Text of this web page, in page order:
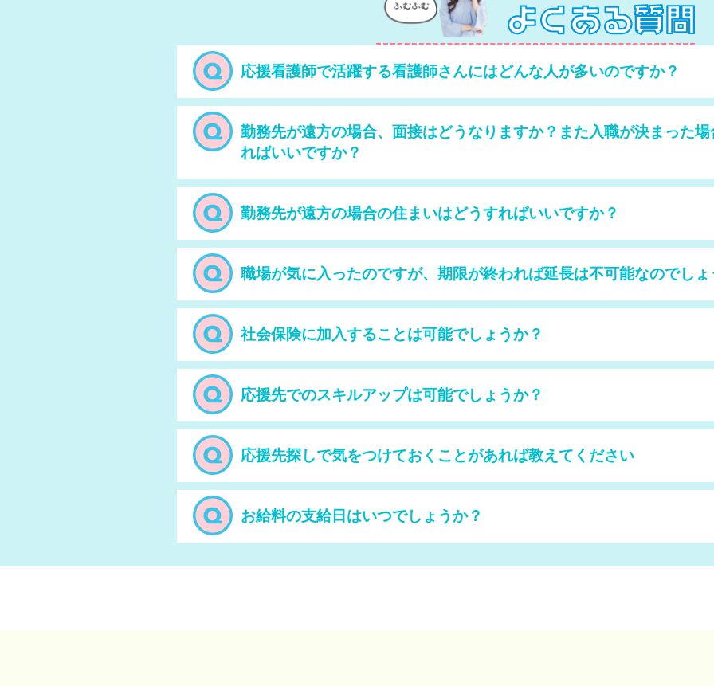
応援看護師で活躍する看護師さんにはどんな人が多いのですか？
勤務先が遠方の場合、面接はどうなりますか？また入職が決まった
ればいいですか？
勤務先が遠方の場合の住まいはどうすればいいですか？
職場が気に入ったのですが、期限が終われば延長は不可能なのでしょ
社会保険に加入することは可能でしょうか？
応援先でのスキルアップは可能でしょうか？
応援先探しで気をつけておくことがあれば教えてください
お給料の支給日はいつでしょうか？